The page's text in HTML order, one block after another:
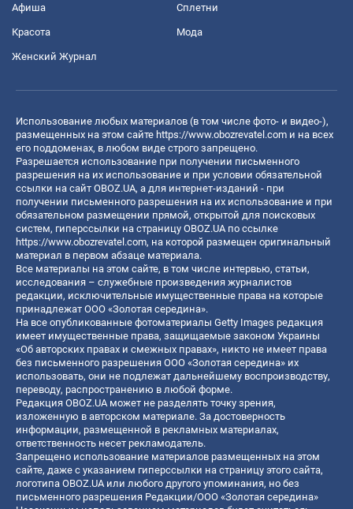
Афиша Сплетни
Красота Мода
Женский Журнал
Использование любых материалов (в том числе фото- и видео-),
размещенных на этом сайте https://www.obozrevatel.com и на всех
его поддоменах, в любом виде строго запрещено.
Разрешается использование при получении письменного
разрешения на их использование и при условии обязательной
ссылки на сайт OBOZ.UA, а для интернет-изданий - при
получении письменного разрешения на их использование и при
обязательном размещении прямой, открытой для поисковых
систем, гиперссылки на страницу OBOZ.UA по ссылке
https://www.obozrevatel.com, на которой размещен оригинальный
материал в первом абзаце материала.
Все материалы на этом сайте, в том числе интервью, статьи,
исследования – служебные произведения журналистов
редакции, исключительные имущественные права на которые
принадлежат ООО «Золотая середина».
На все опубликованные фотоматериалы Getty Images редакция
имеет имущественные права, защищаемые законом Украины
«Об авторских правах и смежных правах», никто не имеет права
без письменного разрешения ООО «Золотая середина» их
использовать, они не подлежат дальнейшему воспроизводству,
переводу, распространению в любой форме.
Редакция OBOZ.UA может не разделять точку зрения,
изложенную в авторском материале. За достоверность
информации, размещенной в рекламных материалах,
ответственность несет рекламодатель.
Запрещено использование материалов размещенных на этом
сайте, даже с указанием гиперссылки на страницу этого сайта,
логотипа OBOZ.UA или любого другого упоминания, но без
письменного разрешения Редакции/ООО «Золотая середина»